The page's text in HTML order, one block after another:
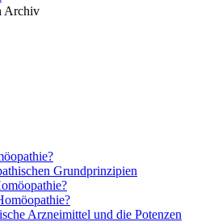
Archiv
Grundprinzipien
Arzneimittel und die Potenzen